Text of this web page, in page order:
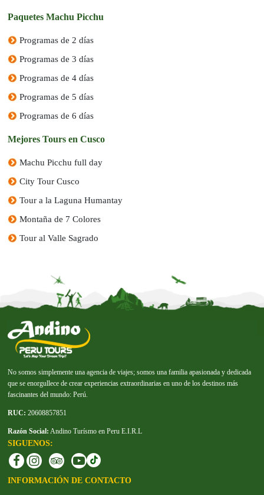
Paquetes Machu Picchu
Programas de 2 días
Programas de 3 días
Programas de 4 días
Programas de 5 días
Programas de 6 días
Mejores Tours en Cusco
Machu Picchu full day
City Tour Cusco
Tour a la Laguna Humantay
Montaña de 7 Colores
Tour al Valle Sagrado
No somos simplemente una agencia de viajes; somos una familia apasionada y dedicada
que se enorgullece de crear experiencias extraordinarias en uno de los destinos más
fascinantes del mundo: Perú.
RUC: 20608857851
Razón Social: Andino Turísmo en Peru E.I.R.L
SIGUENOS:
INFORMACIÓN DE CONTACTO